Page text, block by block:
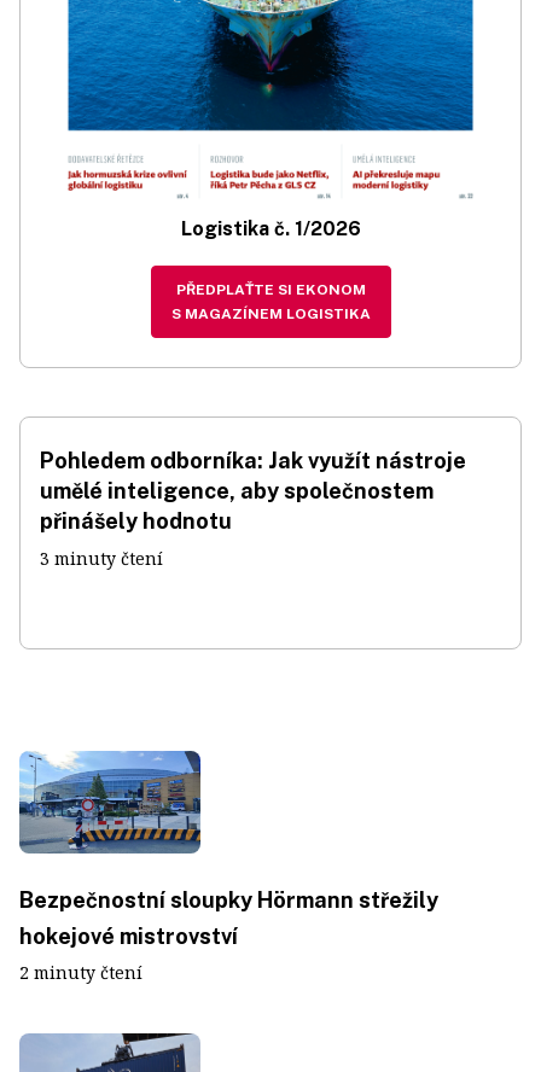
Logistika č. 1/2026
PŘEDPLAŤTE SI EKONOM
S MAGAZÍNEM LOGISTIKA
Pohledem odborníka: Jak využít nástroje
umělé inteligence, aby společnostem
přinášely hodnotu
3 minuty čtení
Bezpečnostní sloupky Hörmann střežily
hokejové mistrovství
2 minuty čtení